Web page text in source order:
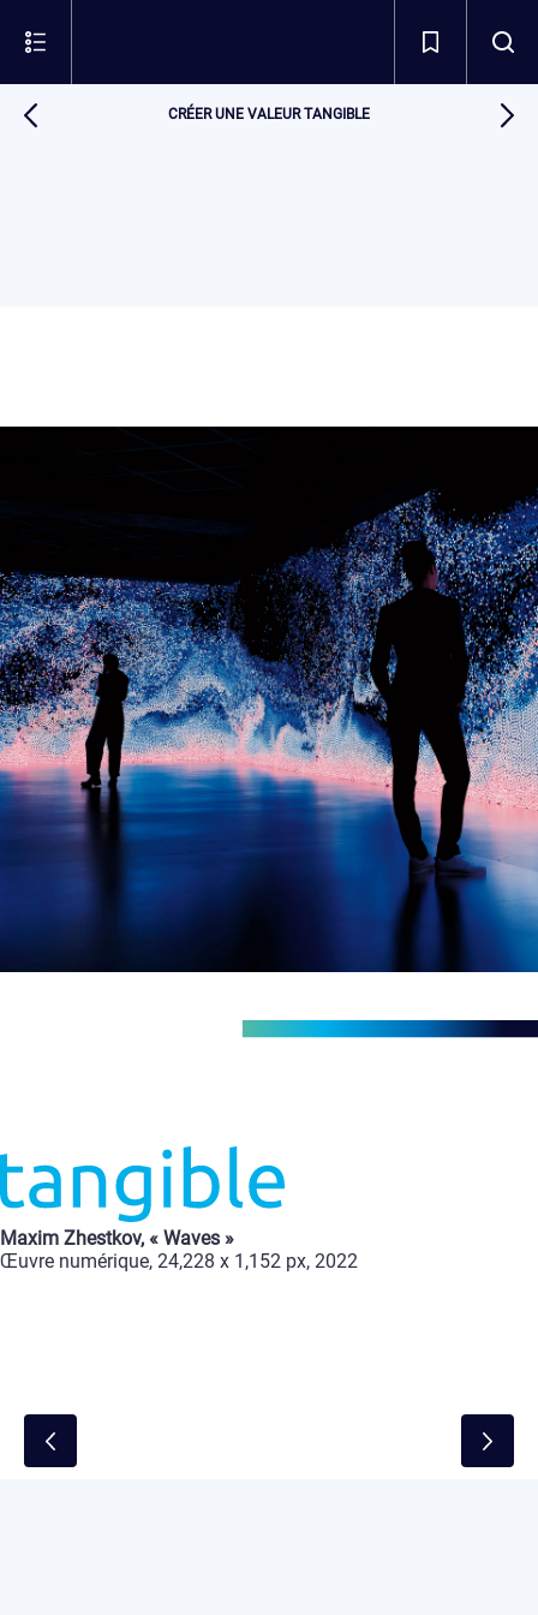
CRÉER UNE VALEUR TANGIBLE
Maxim Zhestkov, « Waves »
Œuvre numérique, 24,228 x 1,152 px, 2022